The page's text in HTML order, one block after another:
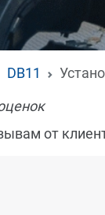
DB11
от